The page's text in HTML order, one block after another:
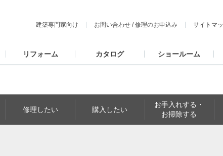
建築専門家向け お問い合わせ /修理のお申込み サイトマ
リフォーム カタログ ショールーム
修理したい 購入したい
お手入れする・
お掃除する